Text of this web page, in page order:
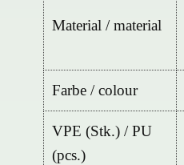
Material / material
Farbe / colour
VPE (Stk.) / PU
(pcs.)